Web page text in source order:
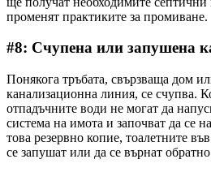
променят практиките за промиване.
#8: Счупена или запушена
Понякога тръбата, свързваща дом
канализационна линия, се счупва.
отпадъчните води не могат да
система на имота и започват да се
това резервно копие, тоалетните
се запушат или да се върнат